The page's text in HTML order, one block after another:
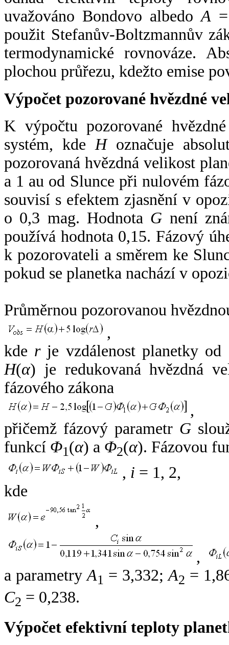
uvažováno Bondovo albedoA
použit Stefanův-Boltzmannův
termodynamické rovnováze.
plochou průřezu, kdežto emise
Výpočet pozorované hvězdné
K výpočtu pozorované
systém, kde Hoznačuje
pozorovaná hvězdná velikost
a 1 au od Slunce při nulovém
souvisí s efektem zjasnění v
o 0,3 mag. Hodnota G není
používá hodnota 0,15. Fázový
k pozorovateli a směrem ke
pokud se planetka nachází v
Průměrnou pozorovanou
,
kde rje vzdálenost planetky od
H(α) je redukovaná hvězdná
fázového zákona
,
přičemž fázový parametr G
funkcí Φ1(α) a Φ2(α). Fázovou
, i = 1, 2,
kde
,
,
a parametryA1 = 3,332;A2 =
C2 = 0,238.
Výpočet efektivní teploty